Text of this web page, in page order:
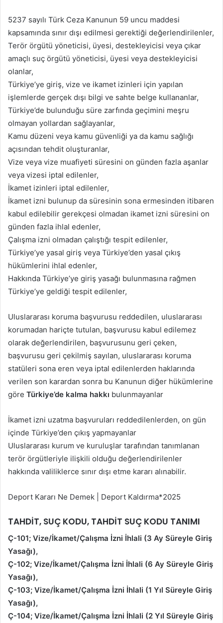
5237 sayılı Türk Ceza Kanunun 59 uncu maddesi
kapsamında sınır dışı edilmesi gerektiği değerlendirilenler,
Terör örgütü yöneticisi, üyesi, destekleyicisi veya çıkar
amaçlı suç örgütü yöneticisi, üyesi veya destekleyicisi
olanlar,
Türkiye’ye giriş, vize ve ikamet izinleri için yapılan
işlemlerde gerçek dışı bilgi ve sahte belge kullananlar,
Türkiye’de bulunduğu süre zarfında geçimini meşru
olmayan yollardan sağlayanlar,
Kamu düzeni veya kamu güvenliği ya da kamu sağlığı
açısından tehdit oluşturanlar,
Vize veya vize muafiyeti süresini on günden fazla aşanlar
veya vizesi iptal edilenler,
İkamet izinleri iptal edilenler,
İkamet izni bulunup da süresinin sona ermesinden itibaren
kabul edilebilir gerekçesi olmadan ikamet izni süresini on
günden fazla ihlal edenler,
Çalışma izni olmadan çalıştığı tespit edilenler,
Türkiye’ye yasal giriş veya Türkiye’den yasal çıkış
hükümlerini ihlal edenler,
Hakkında Türkiye’ye giriş yasağı bulunmasına rağmen
Türkiye’ye geldiği tespit edilenler,
Uluslararası koruma başvurusu reddedilen, uluslararası
korumadan hariçte tutulan, başvurusu kabul edilemez
olarak değerlendirilen, başvurusunu geri çeken,
başvurusu geri çekilmiş sayılan, uluslararası koruma
statüleri sona eren veya iptal edilenlerden haklarında
verilen son karardan sonra bu Kanunun diğer hükümlerine
göre Türkiye’de kalma hakkı bulunmayanlar
İkamet izni uzatma başvuruları reddedilenlerden, on gün
içinde Türkiye’den çıkış yapmayanlar
Uluslararası kurum ve kuruluşlar tarafından tanımlanan
terör örgütleriyle ilişkili olduğu değerlendirilenler
hakkında valiliklerce sınır dışı etme kararı alınabilir.
Deport Kararı Ne Demek | Deport Kaldırma*2025
TAHDİT, SUÇ KODU, TAHDİT SUÇ KODU TANIMI
Ç-101; Vize/İkamet/Çalışma İzni İhlali (3 Ay Süreyle Giriş
Yasağı),
Ç-102; Vize/İkamet/Çalışma İzni İhlali (6 Ay Süreyle Giriş
Yasağı),
Ç-103; Vize/İkamet/Çalışma İzni İhlali (1 Yıl Süreyle Giriş
Yasağı),
Ç-104; Vize/İkamet/Çalışma İzni İhlali (2 Yıl Süreyle Giriş